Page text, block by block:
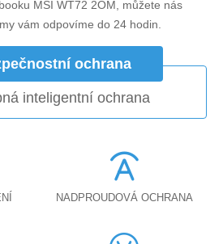
MSI WT72 2OM, můžete nás
vám odpovíme do 24 hodin.
ochrana
inteligentní ochrana
NADPROUDOVÁ OCHRANA